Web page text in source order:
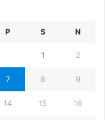
P S N
1 2
7 8 9
14 15 16